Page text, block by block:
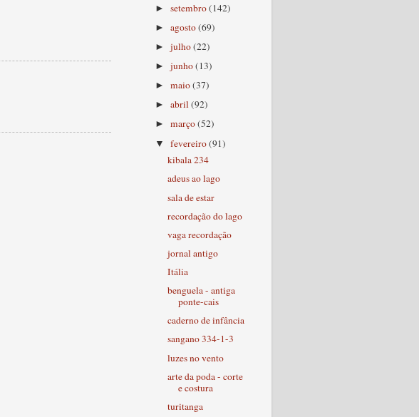
►setembro(142)
►agosto(69)
►julho(22)
►junho(13)
►maio(37)
►abril(92)
►março(52)
▼fevereiro(91)
kibala 234
adeus ao lago
sala de estar
recordação do lago
vaga recordação
jornal antigo
Itália
benguela - antiga
ponte-cais
caderno de infância
sangano 334-1-3
luzes no vento
arte da poda - corte
e costura
turitanga